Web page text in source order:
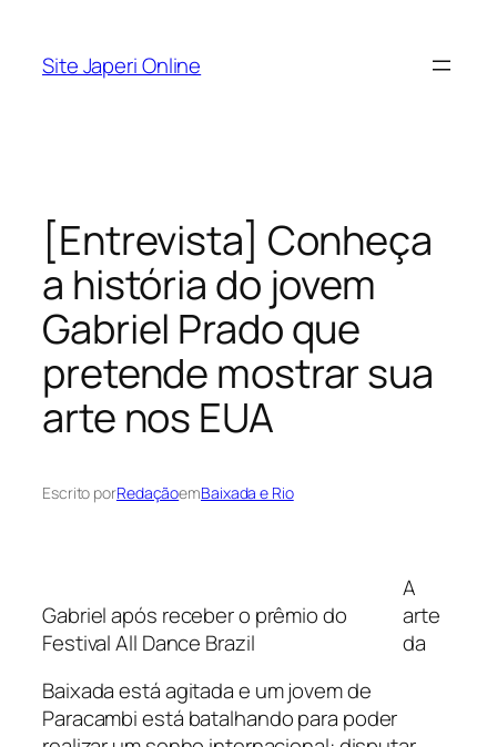
Site Japeri Online
[Entrevista] Conheça
a história do jovem
Gabriel Prado que
pretende mostrar sua
arte nos EUA
Escrito porRedaçãoemBaixada e Rio
Gabriel após receber o prêmio do
Festival All Dance Brazil
A
arte
da
Baixada está agitada e um jovem de
Paracambi está batalhando para poder